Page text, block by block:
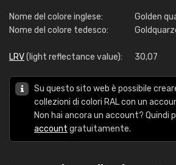
Nome del colore inglese:
Golden
Nome del colore tedesco:
LRV(light reflectance value): 30,07
Su questo sito web è possibile
collezioni di colori RAL con un
Non hai ancora un account? Quindi
account gratuitamente.